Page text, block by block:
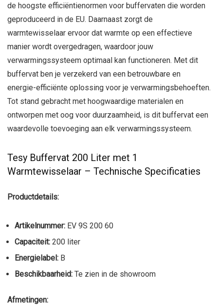
de hoogste efficiëntienormen voor buffervaten die worden
geproduceerd in de EU. Daarnaast zorgt de
warmtewisselaar ervoor dat warmte op een effectieve
manier wordt overgedragen, waardoor jouw
verwarmingssysteem optimaal kan functioneren. Met dit
buffervat ben je verzekerd van een betrouwbare en
energie-efficiënte oplossing voor je verwarmingsbehoeften.
Tot stand gebracht met hoogwaardige materialen en
ontworpen met oog voor duurzaamheid, is dit buffervat een
waardevolle toevoeging aan elk verwarmingssysteem.
Tesy Buffervat 200 Liter met 1
Warmtewisselaar – Technische Specificaties
Productdetails:
Artikelnummer: EV 9S 200 60
Capaciteit: 200 liter
Energielabel: B
Beschikbaarheid: Te zien in de showroom
Afmetingen: